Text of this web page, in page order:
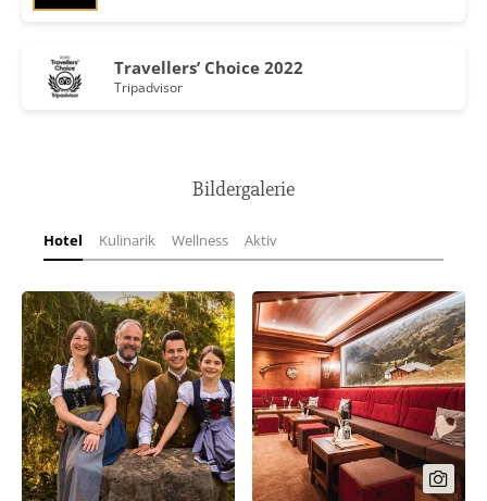
Travellers’ Choice 2022
Tripadvisor
Bildergalerie
Hotel Kulinarik Wellness Aktiv